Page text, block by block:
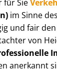
für Sie
im Sinne des
und fair
von
anerkannt